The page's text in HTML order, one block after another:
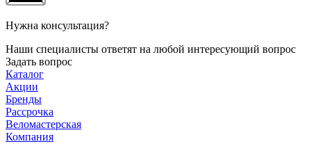
Нужна консультация?
Наши специалисты ответят на любой интересующий вопрос
Задать вопрос
Каталог
Акции
Бренды
Рассрочка
Веломастерская
Компания